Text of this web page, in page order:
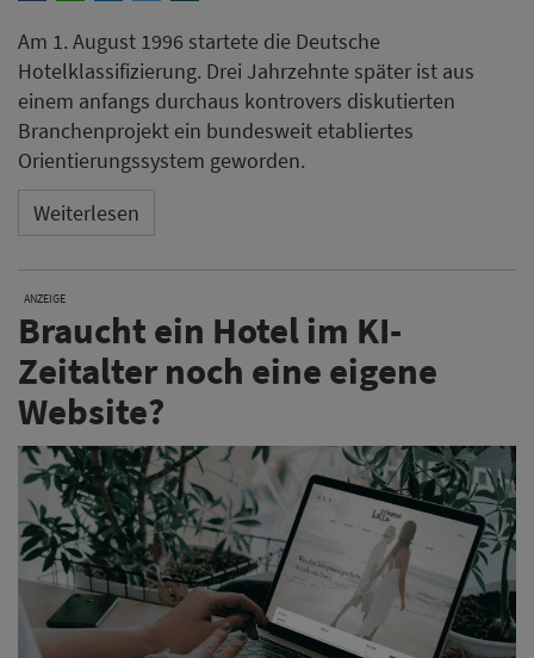
Am 1. August 1996 startete die Deutsche
Hotelklassifizierung. Drei Jahrzehnte später ist aus
einem anfangs durchaus kontrovers diskutierten
Branchenprojekt ein bundesweit etabliertes
Orientierungssystem geworden.
Weiterlesen
ANZEIGE
Braucht ein Hotel im KI-
Zeitalter noch eine eigene
Website?